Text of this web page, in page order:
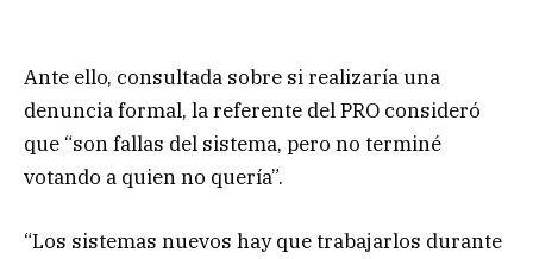
Ante ello, consultada sobre si realizaría una
denuncia formal, la referente del PRO consideró
que “son fallas del sistema, pero no terminé
votando a quien no quería”.
“Los sistemas nuevos hay que trabajarlos durante